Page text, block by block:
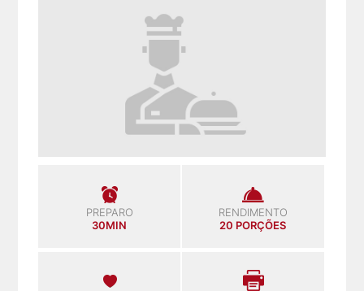
PREPARO
30MIN
RENDIMENTO
20 PORÇÕES